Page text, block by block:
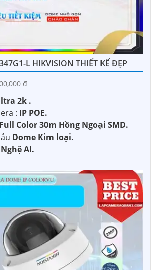
L HIKVISION THIẾT KẾ ĐẸP
₫
2k .
: IP POE.
Full Color 30m Hồng Ngoại SMD.
Dome Kim loại.
AI.